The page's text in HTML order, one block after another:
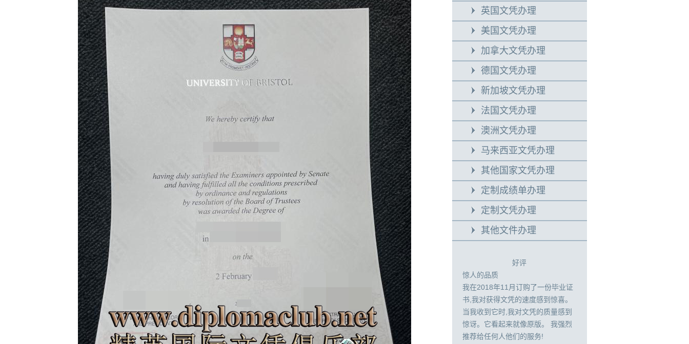
英国文凭办理
美国文凭办理
加拿大文凭办理
德国文凭办理
新加坡文凭办理
法国文凭办理
澳洲文凭办理
马来西亚文凭办理
其他国家文凭办理
定制成绩单办理
定制文凭办理
其他文件办理
好评
惊人的品质
我在2018年11月订购了一份毕业证
书,我对获得文凭的速度感到惊喜。
当我收到它时,我对文凭的质量感到
惊讶。它看起来就像原版。 我强烈
推荐给任何人他们的服务!